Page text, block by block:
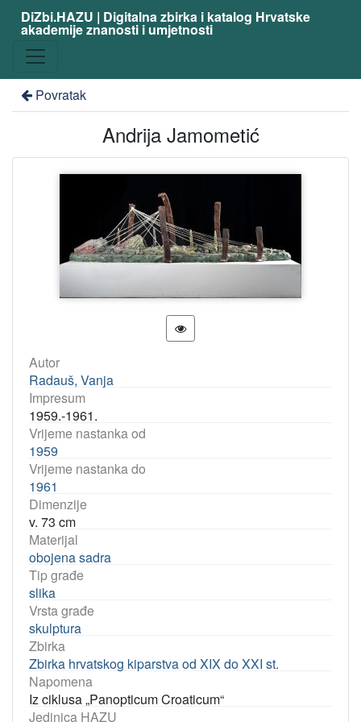
DiZbi.HAZU | Digitalna zbirka i katalog Hrvatske
akademije znanosti i umjetnosti
Povratak
Andrija Jamometić
Autor
Radauš, Vanja
Impresum
1959.-1961.
Vrijeme nastanka od
1959
Vrijeme nastanka do
1961
Dimenzije
v. 73 cm
Materijal
obojena sadra
Tip građe
slika
Vrsta građe
skulptura
Zbirka
Zbirka hrvatskog kiparstva od XIX do XXI st.
Napomena
Iz ciklusa „Panopticum Croaticum“
Jedinica HAZU